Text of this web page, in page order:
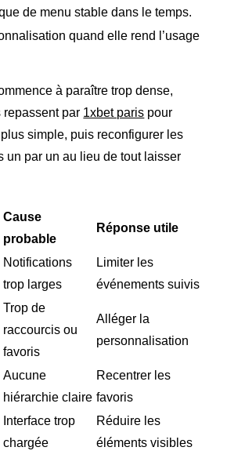
de menu stable dans le temps.
quand elle rend l’usage
à paraître trop dense,
par 1xbet paris pour
simple, puis reconfigurer les
un par un au lieu de tout laisser
Cause
probable
Réponse utile
Notifications
trop larges
Limiter les
événements suivis
Trop de
raccourcis ou
favoris
Alléger la
personnalisation
Aucune
hiérarchie claire
Recentrer les
favoris
Interface trop
chargée
Réduire les
éléments visibles